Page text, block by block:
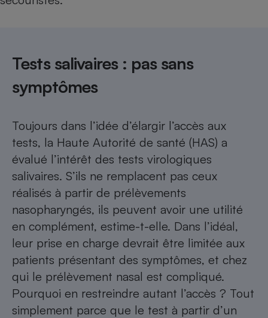
Tests salivaires : pas sans
symptômes
Toujours dans l’idée d’élargir l’accès aux
tests, la Haute Autorité de santé (HAS) a
évalué l’intérêt des tests virologiques
salivaires. S’ils ne remplacent pas ceux
réalisés à partir de prélèvements
nasopharyngés, ils peuvent avoir une utilité
en complément, estime-t-elle. Dans l’idéal,
leur prise en charge devrait être limitée aux
patients présentant des symptômes, et chez
qui le prélèvement nasal est compliqué.
Pourquoi en restreindre autant l’accès ? Tout
simplement parce que le test à partir d’un
Cafetière à expressos
Robot ménager